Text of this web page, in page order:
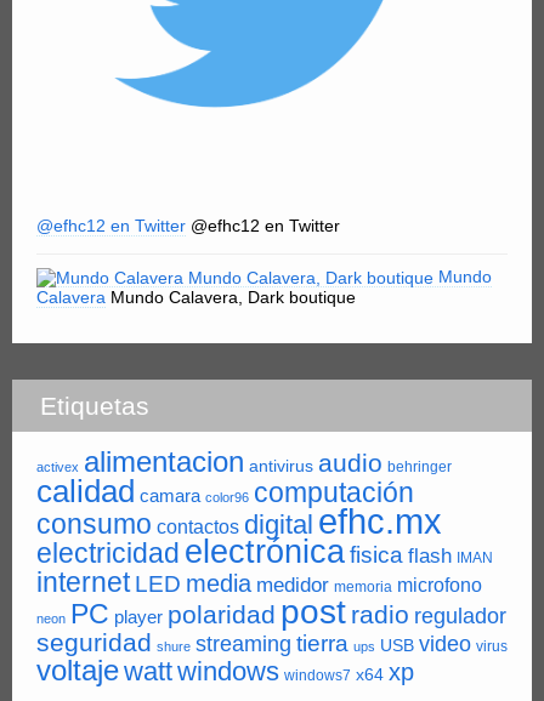
@efhc12 en Twitter @efhc12 en Twitter
Mundo
Calavera Mundo Calavera, Dark boutique
Etiquetas
activex alimentacion antivirus audio behringer
calidad camara color96 computación
consumo contactos digital efhc.mx
electricidad electrónicafisica flash IMAN
internet LED media medidor memoria microfono
neon PC player polaridad post radio regulador
seguridad shure streaming tierra ups USB video virus
voltajewattwindows windows7 x64 xp